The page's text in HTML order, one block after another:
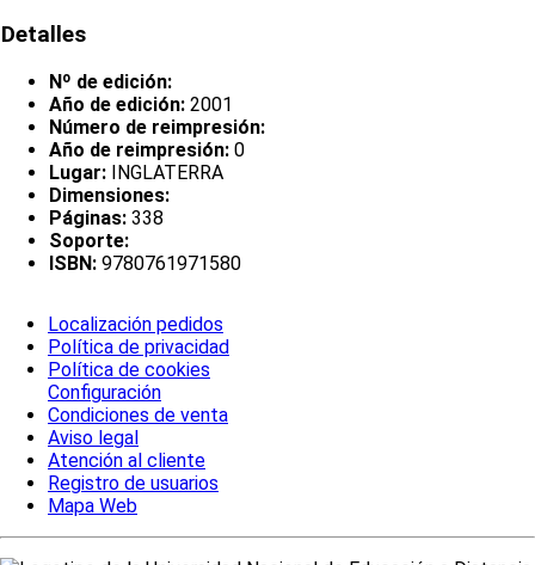
Detalles
Nº de edición:
Año de edición: 2001
Número de reimpresión:
Año de reimpresión: 0
Lugar: INGLATERRA
Dimensiones:
Páginas: 338
Soporte:
ISBN: 9780761971580
Localización pedidos
Política de privacidad
Política de cookies
Configuración
Condiciones de venta
Aviso legal
Atención al cliente
Registro de usuarios
Mapa Web